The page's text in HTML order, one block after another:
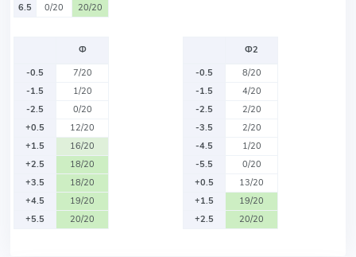
6.5
0/20 20/20
Ф
-0.5
7/20
-1.5
1/20
-2.5
0/20
+0.5
12/20
+1.5
16/20
+2.5
18/20
+3.5
18/20
+4.5
19/20
+5.5
20/20
Ф2
-0.5
8/20
-1.5
4/20
-2.5
2/20
-3.5
2/20
-4.5
1/20
-5.5
0/20
+0.5
13/20
+1.5
19/20
+2.5
20/20